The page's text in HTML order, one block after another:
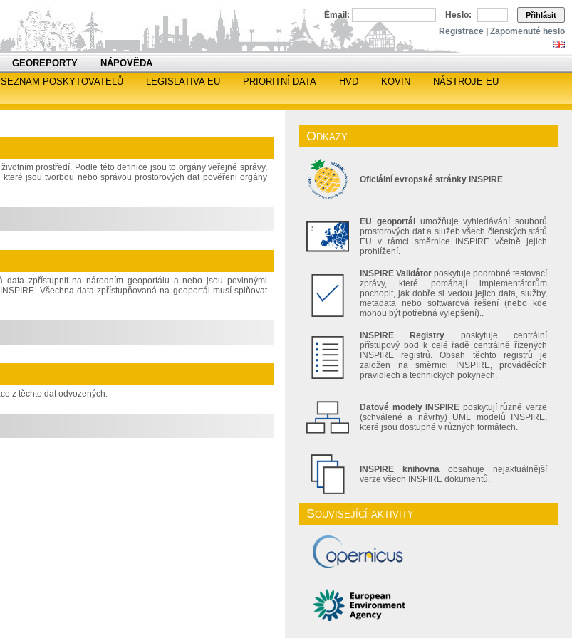
Email: Heslo: Přihlásit
Registrace Zapomenuté heslo
GEOREPORTY
NÁPOVĚDA
SEZNAM POSKYTOVATELŮ LEGISLATIVA EU PRIORITNÍ DATA HVD KOVIN
NÁSTROJE EU
prostředí. Podle této definice jsou to orgány veřejné správy,
jsou tvorbou nebo správou prostorových dat pověřeni orgány
zpřístupnit na národním geoportálu a nebo jsou povinnými
Všechna data zpřístupňovaná na geoportál musí splňovat
z těchto dat odvozených.
Odkazy
Oficiální evropské stránky INSPIRE
EU geoportál
umožňuje vyhledávání souborů
prostorových dat a služeb všech členských států
EU v rámci směrnice INSPIRE včetně jejich
prohlížení.
INSPIRE Validátor poskytuje podrobné testovací
zprávy, které pomáhají implementátorům
pochopit, jak dobře si vedou jejich data, služby,
metadata nebo softwarová řešení (nebo kde
mohou být potřebná vylepšení)..
INSPIRE Registry poskytuje centrální
přístupový bod k celé řadě centrálně řízených
INSPIRE registrů. Obsah těchto registrů je
založen na směrnici INSPIRE, prováděcích
pravidlech a technických pokynech.
Datové modely INSPIRE poskytují různé verze
(schválené a návrhy) UML modelů INSPIRE,
které jsou dostupné v různých formátech.
INSPIRE knihovna obsahuje nejaktuálnější
verze všech INSPIRE dokumentů.
Související aktivity